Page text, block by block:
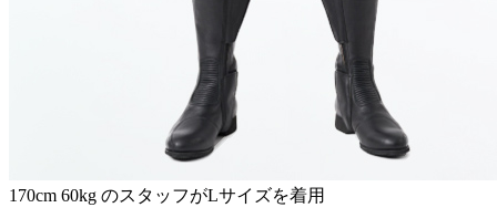
170cm 60kg のスタッフがLサイズを着用